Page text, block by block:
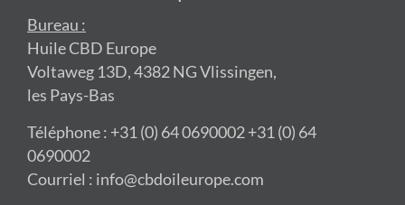
Bureau :
Huile CBD Europe
Voltaweg 13D, 4382 NG Vlissingen,
les Pays-Bas
Téléphone : +31 (0) 64 0690002 +31 (0) 64
0690002
Courriel : info@cbdoileurope.com